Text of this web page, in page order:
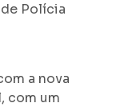
Polícia
a nova
com um